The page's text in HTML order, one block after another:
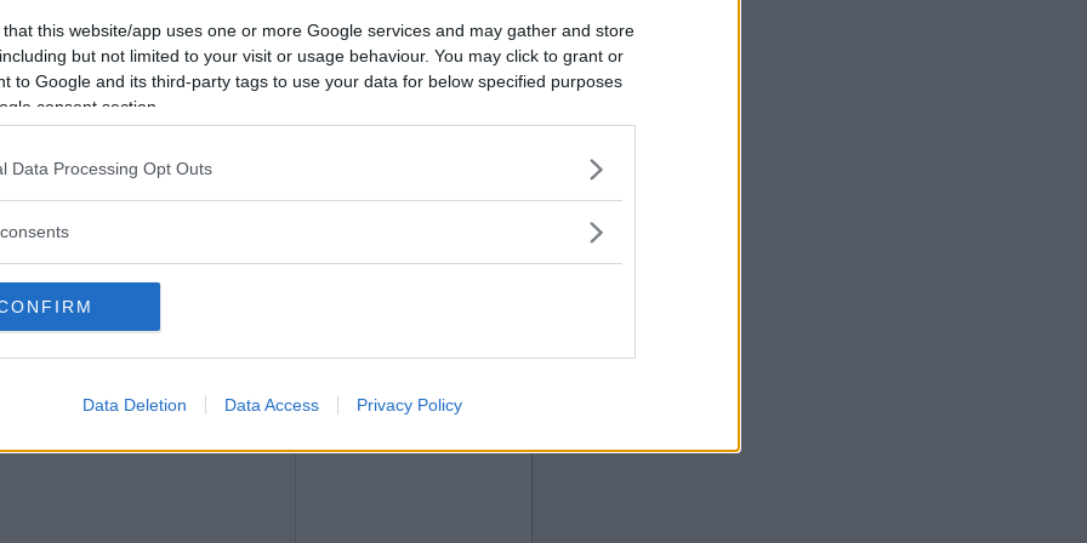
that this website/app uses one or more Google services and may gather and store
but not limited to your visit or usage behaviour. You may click to grant or
to Google and its third-party tags to use your data for below specified purposes
consent section.
Data Processing Opt Outs
Data Deletion Data Access Privacy Policy
2020-09-24 16:56
E 18 noen ganger. Kjørte i 80-90 i 110-sonen.
det skumma hvitt og sjøsprøyten sto høyt.
2020-09-24 17:45
medlem?